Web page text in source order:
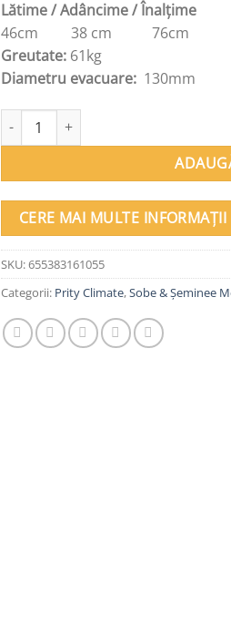
Lătime / Adâncime / Înalțime
46cm 38 cm 76cm
Greutate: 61kg
Diametru evacuare: 130mm
Cantitate Soba metalică, Prity, K1CP,
CERE MAI MULTE INFORMAȚII
SKU:655383161055
Categorii: Prity Climate,Sobe & Șeminee